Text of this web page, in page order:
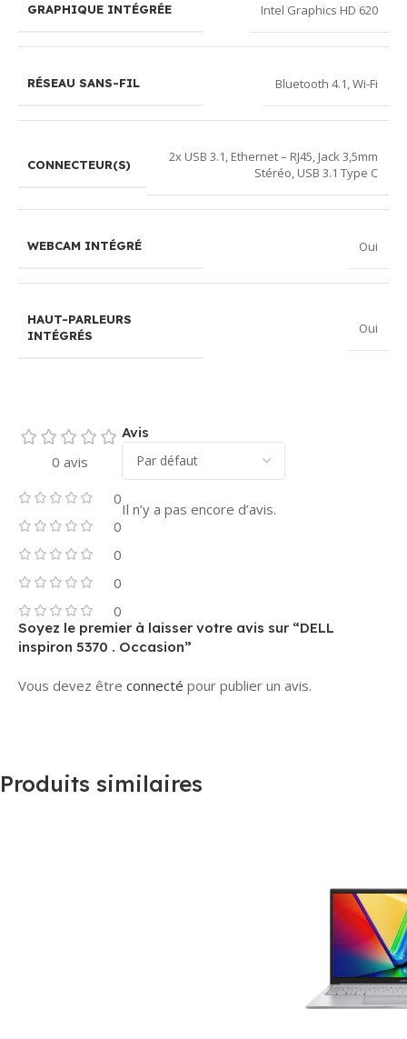
GRAPHIQUE INTÉGRÉE Intel Graphics HD 620
RÉSEAU SANS-FIL Bluetooth 4.1,Wi-Fi
CONNECTEUR(S) 2x USB 3.1, Ethernet – RJ45, Jack 3,5mm
Stéréo, USB 3.1 Type C
WEBCAM INTÉGRÉ Oui
HAUT-PARLEURS
INTÉGRÉS
Oui
0 avis
0
0
0
0
0
Avis
Il n’y a pas encore d’avis.
Soyez le premier à laisser votre avis sur “DELL
inspiron 5370 . Occasion”
Vous devez être connecté pour publier un avis.
Produits similaires